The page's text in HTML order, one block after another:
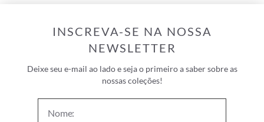
INSCREVA-SE NA NOSSA
NEWSLETTER
Deixe seu e-mail ao lado e seja o primeiro a saber sobre as
nossas coleções!